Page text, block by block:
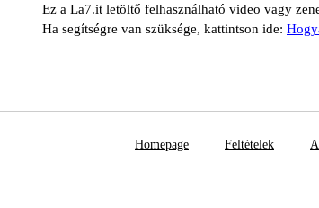
Ez a La7.it letöltő felhasználható video vagy
Ha segítségre van szüksége, kattintson ide:
Homepage Feltételek